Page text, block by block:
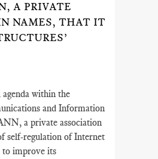
A PRIVATE
NAMES, THAT IT
within the
and Information
a private association
self-regulation of Internet
to improve its